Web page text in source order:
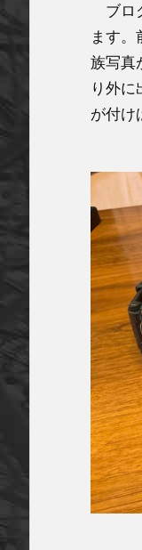
ブロ
ます
族写真
り外
が付け